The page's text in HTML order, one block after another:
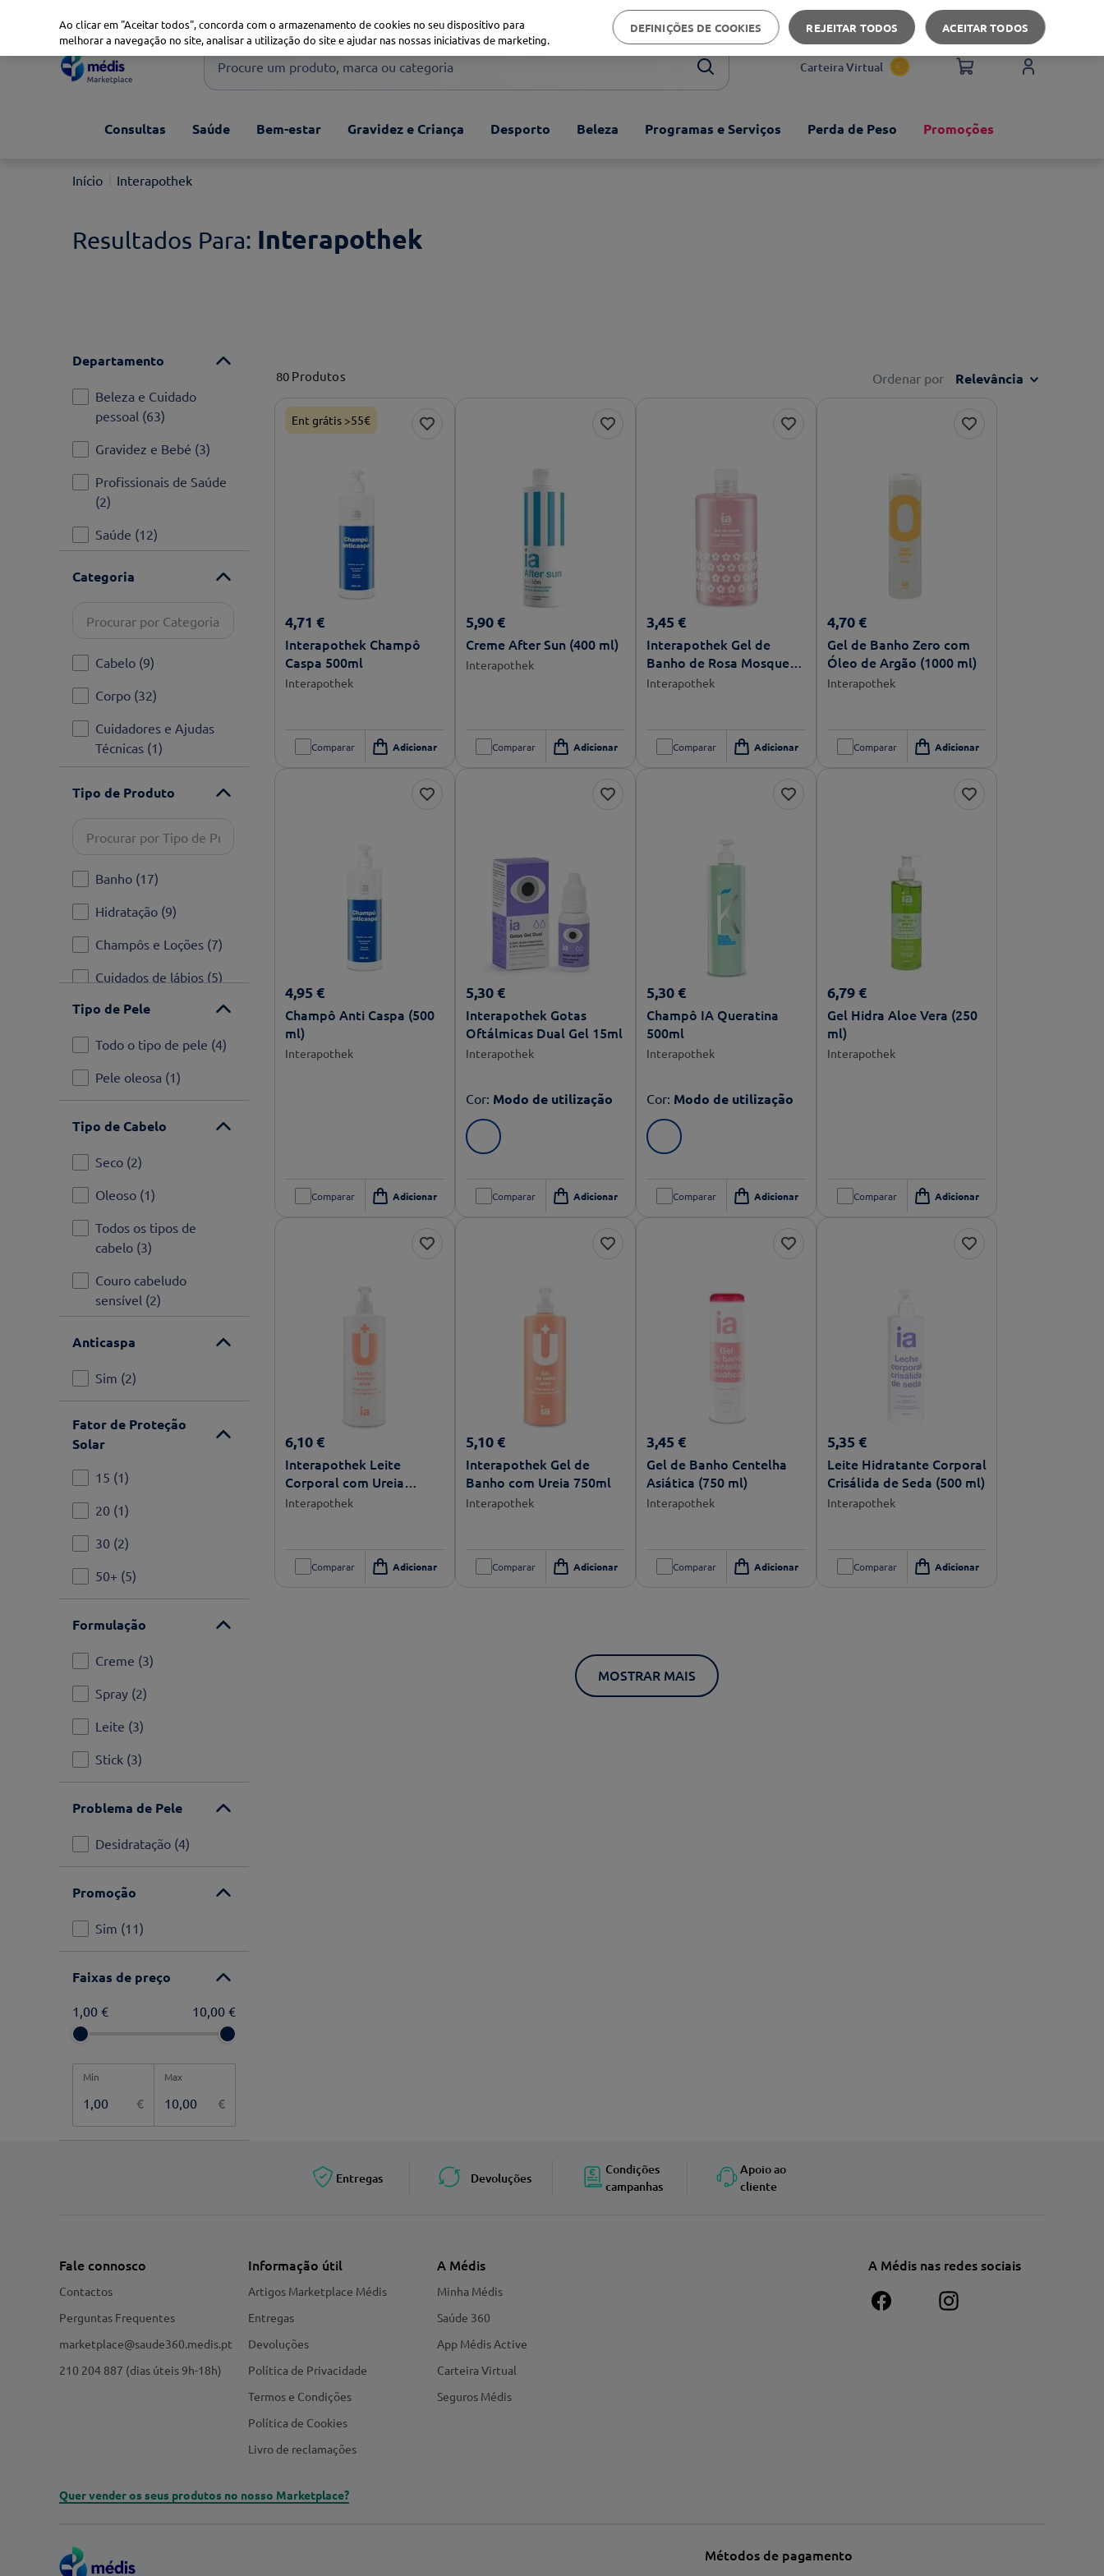
Apoio ao cliente
Procure um produto, marca ou categoria
1º xiaomi
Carteira Virtual
Consultas Saúde Bem-estar Gravidez e Criança Desporto Beleza Programas e Serviços Perda de Peso Promoções
Interapothek
Interapothek
Departamento
Beleza e Cuidado
pessoal (63)
Gravidez e Bebé (3)
Profissionais de Saúde
(2)
Saúde (12)
Categoria
Cabelo (9)
Corpo (32)
Cuidadores e Ajudas
Técnicas (1)
(1)
( 1)
Mãos e Pés (4)
Monitorização e
Tratamento
Pré-conceção
Ver mais
Tipo de Produto
Banho (17)
Hidratação (9)
Champôs e Loções (7)
Cuidados de lábios (5)
Proteção Labial
Proteção corporal (3)
Pensos e adesivos
Cremes de mãos
Ver mais
Tipo de Pele
Todo o tipo de pele (4)
Pele oleosa (1)
Tipo de Cabelo
Seco (2)
Oleoso (1)
Todos os tipos de
cabelo (3)
Couro cabeludo
sensível (2)
Anticaspa
Sim (2)
Fator de Proteção
Solar
15 (1)
20 (1)
30 (2)
50+ (5)
Formulação
Creme (3)
Spray (2)
Leite (3)
Stick (3)
Problema de Pele
Desidratação (4)
Promoção
Sim (11)
Faixas de preço
€ €
1,00 € 10,00 €
80 Produtos Ordenar por Relevância
Ent grátis >55€
4,71 €
Interapothek Champô
Caspa 500ml
Interapothek
Comparar
5,90 €
Creme After Sun (400 ml)
Interapothek
Comparar
3,45 €
Interapothek Gel de
Banho de Rosa Mosqueta
750ml
Interapothek
Comparar
4,70 €
Gel de Banho Zero com
Óleo de Argão (1000 ml)
Interapothek
Comparar
4,95 €
Champô Anti Caspa (500
ml)
Interapothek
Comparar
5,30 €
Interapothek Gotas
Oftálmicas Dual Gel 15ml
Interapothek
Cor: Modo de utilização
Comparar
5,30 €
Champô IA Queratina
500ml
Interapothek
Cor: Modo de utilização
Comparar
6,79 €
Gel Hidra Aloe Vera (250
ml)
Interapothek
Comparar
6,10 €
Interapothek Leite
Corporal com Ureia
400ml
Interapothek
Comparar
5,10 €
Interapothek Gel de
Banho com Ureia 750ml
Interapothek
Comparar
3,45 €
Gel de Banho Centelha
Asiática (750 ml)
Interapothek
Comparar
5,35 €
Leite Hidratante Corporal
Crisálida de Seda (500 ml)
Interapothek
Comparar
MOSTRAR MAIS
Entregas Devoluções
Condições
campanhas
Apoio ao
cliente
Fale connosco
Contactos
Perguntas Frequentes
marketplace@saude360.medis.pt
210 204 887 (dias úteis 9h-18h)
Informação útil
Artigos Marketplace Médis
Entregas
Devoluções
Política de Privacidade
Termos e Condições
Política de Cookies
Livro de reclamações
A Médis
Minha Médis
Saúde 360
App Médis Active
Carteira Virtual
Seguros Médis
A Médis nas redes sociais
Quer vender os seus produtos no nosso Marketplace?
Métodos de pagamento
Ao clicar em "Aceitar todos", concorda com o armazenamento de cookies no seu dispositivo para
melhorar a navegação no site, analisar a utilização do site e ajudar nas nossas iniciativas de marketing.
DEFINIÇÕES DE COOKIES REJEITAR TODOS ACEITAR TODOS